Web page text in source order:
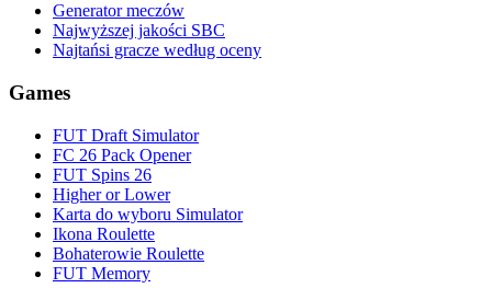
Generator meczów
Najwyższej jakości SBC
Najtańsi gracze według oceny
Games
FUT Draft Simulator
FC 26 Pack Opener
FUT Spins 26
Higher or Lower
Karta do wyboru Simulator
Ikona Roulette
Bohaterowie Roulette
FUT Memory